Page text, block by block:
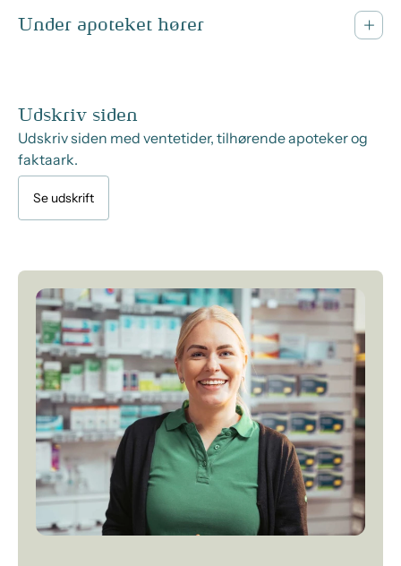
Under apoteket hører
Udskriv siden
Udskriv siden med ventetider, tilhørende apoteker og
faktaark.
Se udskrift